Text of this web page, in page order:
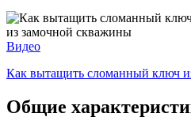
Видео
Как вытащить сломанный ключ
Общие